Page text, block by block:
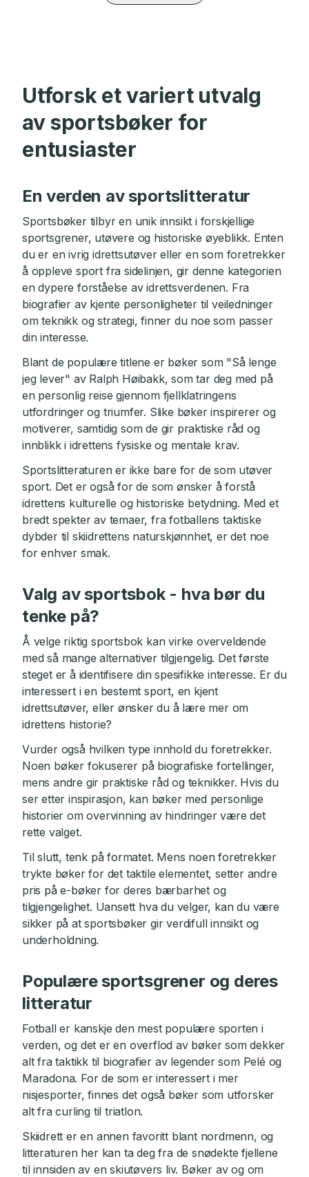
Utforsk et variert utvalg
av sportsbøker for
entusiaster
En verden av sportslitteratur
Sportsbøker tilbyr en unik innsikt i forskjellige
sportsgrener, utøvere og historiske øyeblikk. Enten
du er en ivrig idrettsutøver eller en som foretrekker
å oppleve sport fra sidelinjen, gir denne kategorien
en dypere forståelse av idrettsverdenen. Fra
biografier av kjente personligheter til veiledninger
om teknikk og strategi, finner du noe som passer
din interesse.
Blant de populære titlene er bøker som "Så lenge
jeg lever" av Ralph Høibakk, som tar deg med på
en personlig reise gjennom fjellklatringens
utfordringer og triumfer. Slike bøker inspirerer og
motiverer, samtidig som de gir praktiske råd og
innblikk i idrettens fysiske og mentale krav.
Sportslitteraturen er ikke bare for de som utøver
sport. Det er også for de som ønsker å forstå
idrettens kulturelle og historiske betydning. Med et
bredt spekter av temaer, fra fotballens taktiske
dybder til skiidrettens naturskjønnhet, er det noe
for enhver smak.
Valg av sportsbok - hva bør du
tenke på?
Å velge riktig sportsbok kan virke overveldende
med så mange alternativer tilgjengelig. Det første
steget er å identifisere din spesifikke interesse. Er du
interessert i en bestemt sport, en kjent
idrettsutøver, eller ønsker du å lære mer om
idrettens historie?
Vurder også hvilken type innhold du foretrekker.
Noen bøker fokuserer på biografiske fortellinger,
mens andre gir praktiske råd og teknikker. Hvis du
ser etter inspirasjon, kan bøker med personlige
historier om overvinning av hindringer være det
rette valget.
Til slutt, tenk på formatet. Mens noen foretrekker
trykte bøker for det taktile elementet, setter andre
pris på e-bøker for deres bærbarhet og
tilgjengelighet. Uansett hva du velger, kan du være
sikker på at sportsbøker gir verdifull innsikt og
underholdning.
Populære sportsgrener og deres
litteratur
Fotball er kanskje den mest populære sporten i
verden, og det er en overflod av bøker som dekker
alt fra taktikk til biografier av legender som Pelé og
Maradona. For de som er interessert i mer
nisjesporter, finnes det også bøker som utforsker
alt fra curling til triatlon.
Skiidrett er en annen favoritt blant nordmenn, og
litteraturen her kan ta deg fra de snødekte fjellene
til innsiden av en skiutøvers liv. Bøker av og om